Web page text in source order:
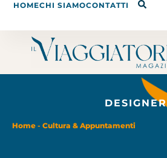
HOMECHI SIAMOCONTATTI
DESIGNER
Home - Cultura & Appuntamenti